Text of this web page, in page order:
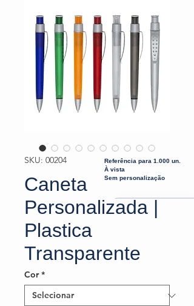
SKU: 00204
Caneta
Personalizada |
Plastica
Transparente
Cor *
Referência para 1.000 un.
À vista
Sem personalização